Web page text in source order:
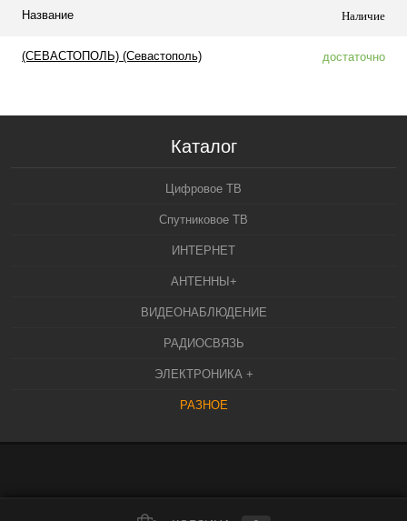
Название Наличие
(СЕВАСТОПОЛЬ) (Севастополь) достаточно
Каталог
Цифровое ТВ
Спутниковое ТВ
ИНТЕРНЕТ
АНТЕННЫ+
ВИДЕОНАБЛЮДЕНИЕ
РАДИОСВЯЗЬ
ЭЛЕКТРОНИКА +
РАЗНОЕ